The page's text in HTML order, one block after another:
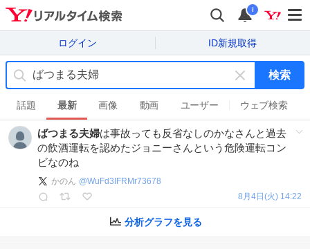
i
ログイン ID新規取得
キ
ー
ワ
ー
ド
す
検索
話題 最新 画像 動画 ユーザー ウェブ検索
ばつまる夫婦は事故っても反省なしのかなさんと過去
の飲酒運転を認めたジョニーさんという危険運転コン
ビなのね
かのん @WuFd3IFRMr73678
8月4日(火) 14:22
分析グラフを見る